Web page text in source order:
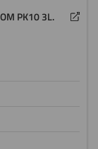
PK10 3L.